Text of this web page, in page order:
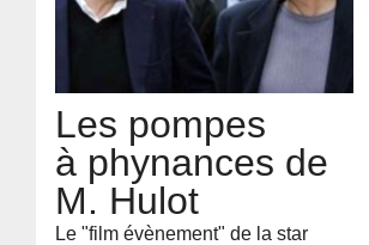
Les pompes
à phynances de
M. Hulot
Le "film évènement" de la star